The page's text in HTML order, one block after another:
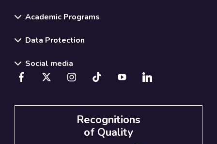
Academic Programs
Data Protection
Social media
Recognitions
of Quality